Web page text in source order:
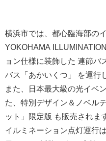
横浜市では、都心臨海部の
YOKOHAMA
ョン仕様に装飾した 連節バ
バス「あかいくつ」 を運行
また、日本最大級の光イベ
た、特別デザイン＆ノベル
ット」限定版 も販売されま
イルミネーション点灯運行